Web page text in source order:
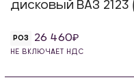
дисковый ВАЗ
РОЗ 26 460
НЕ ВКЛЮЧАЕТ НДС